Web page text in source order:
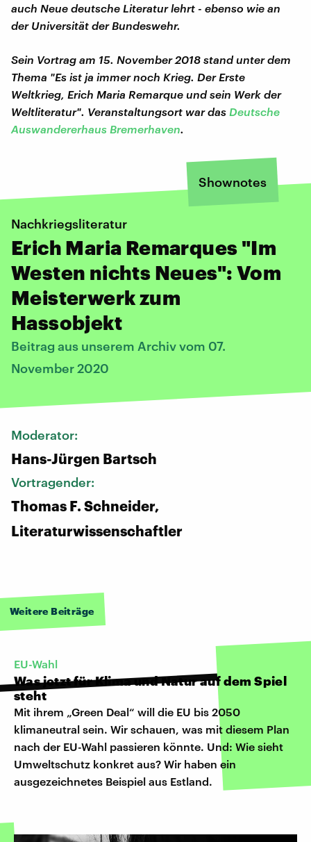
auch Neue deutsche Literatur lehrt - ebenso wie an
der Universität der Bundeswehr.
Sein Vortrag am 15. November 2018 stand unter dem
Thema "Es ist ja immer noch Krieg. Der Erste
Weltkrieg, Erich Maria Remarque und sein Werk der
Weltliteratur". Veranstaltungsort war das Deutsche
Auswandererhaus Bremerhaven.
Shownotes
Nachkriegsliteratur
Erich Maria Remarques "Im
Westen nichts Neues": Vom
Meisterwerk zum
Hassobjekt
Beitrag aus unserem Archiv vom 07.
November 2020
Moderator:
Hans-Jürgen Bartsch
Vortragender:
Thomas F. Schneider,
Literaturwissenschaftler
Weitere Beiträge
EU-Wahl
Was jetzt für Klima und Natur auf dem Spiel
steht
Mit ihrem „Green Deal“ will die EU bis 2050
klimaneutral sein. Wir schauen, was mit diesem Plan
nach der EU-Wahl passieren könnte. Und: Wie sieht
Umweltschutz konkret aus? Wir haben ein
ausgezeichnetes Beispiel aus Estland.